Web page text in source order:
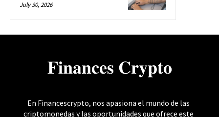
July 30, 2026
𝐅𝐢𝐧𝐚𝐧𝐜𝐞𝐬 𝐂𝐫𝐲𝐩𝐭𝐨
En Financescrypto, nos apasiona el mundo de las
criptomonedas y las oportunidades que ofrece este